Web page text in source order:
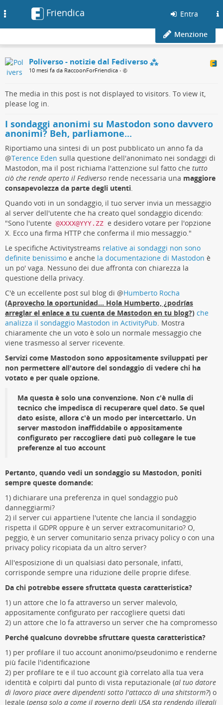
Friendica Entra
Menzione
Poliverso - notizie dal Fediverso ⁂
10 mesi fa da RaccoonForFriendica •
The media in this post is not displayed to visitors. To view it,
please log in.
I sondaggi anonimi su Mastodon sono davvero
anonimi? Beh, parliamone...
Riportiamo una sintesi di un post pubblicato un anno fa da
@Terence Eden sulla questione dell'anonimato nei sondaggi di
Mastodon, ma il post richiama l'attenzione sul fatto che tutto
ciò che rende aperto il Fediverso rende necessaria una maggiore
consapevolezza da parte degli utenti.
Quando voti in un sondaggio, il tuo server invia un messaggio
al server dell'utente che ha creato quel sondaggio dicendo:
"Sono l'utente @XXXX@YYY.ZZ e desidero votare per l'opzione
X. Ecco una firma HTTP che conferma il mio messaggio."
Le specifiche Activitystreams relative ai sondaggi non sono
definite benissimo e anche la documentazione di Mastodon è
un po' vaga. Nessuno dei due affronta con chiarezza la
questione della privacy.
C'è un eccellente post sul blog di @Humberto Rocha
(Aprovecho la oportunidad... Hola Humberto, ¿podrías
arreglar el enlace a tu cuenta de Mastodon en tu blog?) che
analizza il sondaggio Mastodon in ActivityPub. Mostra
chiaramente che un voto è solo un normale messaggio che
viene trasmesso al server ricevente.
Servizi come Mastodon sono appositamente sviluppati per
non permettere all'autore del sondaggio di vedere chi ha
votato e per quale opzione.
Ma questa è solo una convenzione. Non c'è nulla di
tecnico che impedisca di recuperare quel dato. Se quel
dato esiste, allora c'è un modo per intercettarlo. Un
server mastodon inaffiddabile o appositamente
configurato per raccogliere dati può collegare le tue
preferenze al tuo account
Pertanto, quando vedi un sondaggio su Mastodon, poniti
sempre queste domande:
1) dichiarare una preferenza in quel sondaggio può
danneggiarmi?
2) il server cui appartiene l'utente che lancia il sondaggio
rispetta il GDPR oppure è un server extracomunitario? O,
peggio, è un server comunitario senza privacy policy o con una
privacy policy ricopiata da un altro server?
All'esposizione di un qualsiasi dato personale, infatti,
corrisponde sempre una riduzione delle proprie difese.
Da chi potrebbe essere sfruttata questa caratteristica?
1) un attore che lo fa attraverso un server malevolo,
appositamente configurato per raccogliere quetsi dati
2) un attore che lo fa attraverso un server che ha compromesso
Perché qualcuno dovrebbe sfruttare questa caratteristica?
1) per profilare il tuo account anonimo/pseudonimo e renderne
più facile l'identificazione
2) per profilare te e il tuo account già correlato alla tua vera
identità e colpirti dal punto di vista reputazionale (al tuo datore
di lavoro piace avere dipendenti sotto l'attacco di una shitstorm?) o
legale (pensa solo a come il governo degli USA sta rendendo illegali